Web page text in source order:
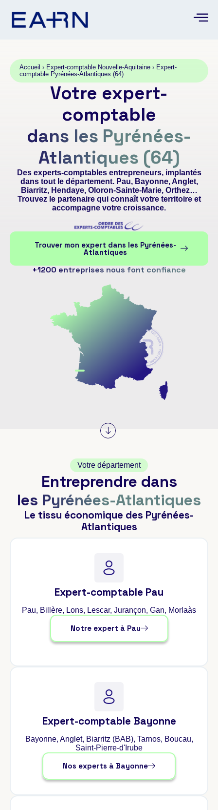
Accueil › Expert-comptable Nouvelle-Aquitaine › Expert-
comptable Pyrénées-Atlantiques (64)
Votre expert-
comptable
dans les Pyrénées-
Atlantiques (64)
Des experts-comptables entrepreneurs, implantés
dans tout le département. Pau, Bayonne, Anglet,
Biarritz, Hendaye, Oloron-Sainte-Marie, Orthez…
Trouvez le partenaire qui connaît votre territoire et
accompagne votre croissance.
Trouver mon expert dans les Pyrénées-
Atlantiques
+1200 entreprises nous font confiance
Votre département
Entreprendre dans
les Pyrénées-Atlantiques
Le tissu économique des Pyrénées-
Atlantiques
Expert-comptable Pau
Pau, Billère, Lons, Lescar, Jurançon, Gan, Morlaàs
Notre expert à Pau
Expert-comptable Bayonne
Bayonne, Anglet, Biarritz (BAB), Tarnos, Boucau,
Saint-Pierre-d'Irube
Nos experts à Bayonne